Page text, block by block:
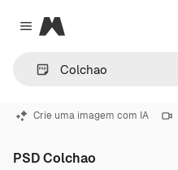
Close menu
Magnific
Crie uma imagem com IA
PSD Colchao